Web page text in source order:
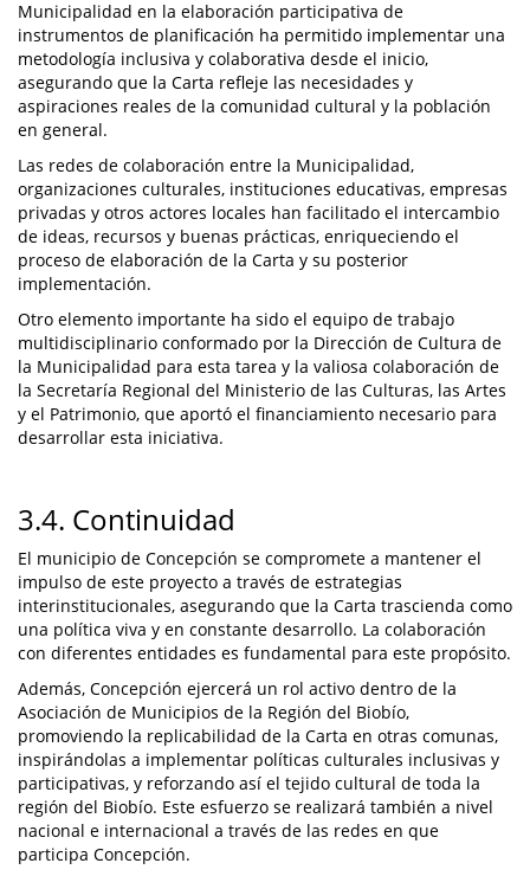
Municipalidad en la elaboración participativa de
instrumentos de planificación ha permitido implementar una
metodología inclusiva y colaborativa desde el inicio,
asegurando que la Carta refleje las necesidades y
aspiraciones reales de la comunidad cultural y la población
en general.
Las redes de colaboración entre la Municipalidad,
organizaciones culturales, instituciones educativas, empresas
privadas y otros actores locales han facilitado el intercambio
de ideas, recursos y buenas prácticas, enriqueciendo el
proceso de elaboración de la Carta y su posterior
implementación.
Otro elemento importante ha sido el equipo de trabajo
multidisciplinario conformado por la Dirección de Cultura de
la Municipalidad para esta tarea y la valiosa colaboración de
la Secretaría Regional del Ministerio de las Culturas, las Artes
y el Patrimonio, que aportó el financiamiento necesario para
desarrollar esta iniciativa.
3.4. Continuidad
El municipio de Concepción se compromete a mantener el
impulso de este proyecto a través de estrategias
interinstitucionales, asegurando que la Carta trascienda como
una política viva y en constante desarrollo. La colaboración
con diferentes entidades es fundamental para este propósito.
Además, Concepción ejercerá un rol activo dentro de la
Asociación de Municipios de la Región del Biobío,
promoviendo la replicabilidad de la Carta en otras comunas,
inspirándolas a implementar políticas culturales inclusivas y
participativas, y reforzando así el tejido cultural de toda la
región del Biobío. Este esfuerzo se realizará también a nivel
nacional e internacional a través de las redes en que
participa Concepción.